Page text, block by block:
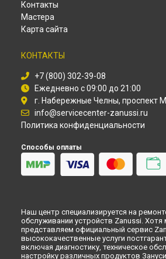
Ремонт внешнего блока кондиционера
Красноярске
Ремонт внешнего блока кондиционера
Ремонт внешнего блока
Ремонт внешнего блока
Ремонт внешнего блока
Ремонт внешнего блока кондиционера
Новокузнецке
Ремонт внешнего блока кондиционера
Астрахани
Ремонт внешнего блока кондиционера
Контакты
Мастера
Карта сайта
КОНТАКТЫ
+7 (800) 302-39-08
Ежедневно с 09:00 до 21:00
г. Набережные Челны, проспект
info@servicecenter-zanussi.ru
Политика конфиденциальности
Способы оплаты
Наш центр специализируется на
обслуживании устройств Zanussi. Хотя
представляем официальный сервис
высококачественные услуги
включая диагностику, техническое
настройку различных продуктов